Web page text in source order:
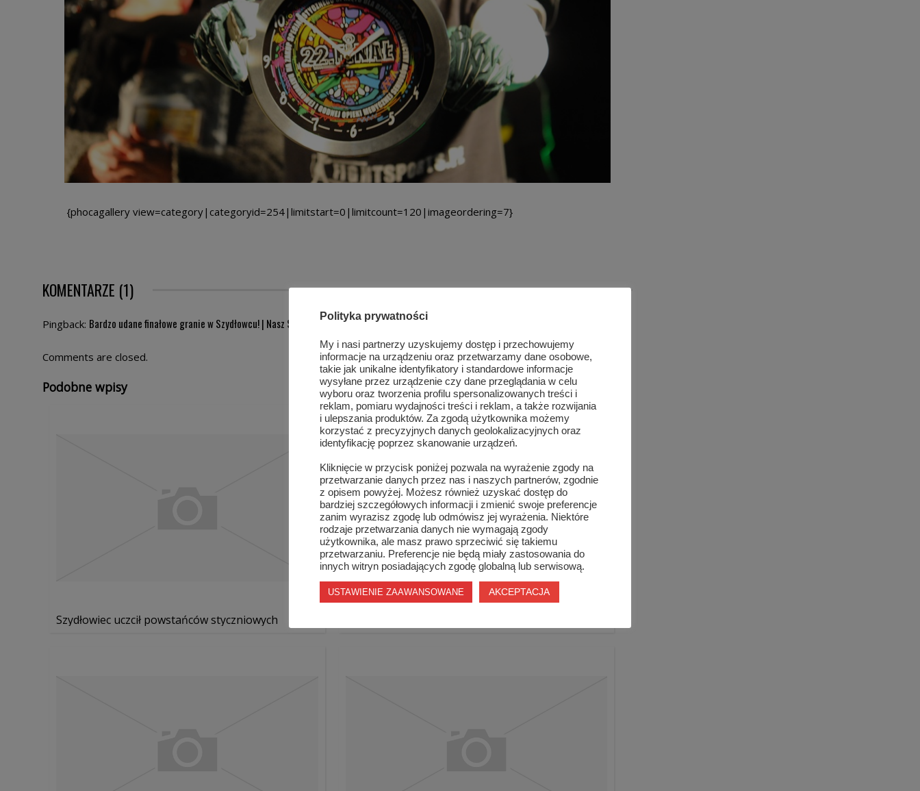
{phocagallery view=category|categoryid=254|limitstart=0|limitcount=120|imageordering=7}
KOMENTARZE (1)
Pingback: Bardzo udane finałowe granie w Szydłowcu! | Nasz Szydłowiec - portal informacyjny
Comments are closed.
Podobne wpisy
Szydłowiec uczcił powstańców styczniowych
Polityka prywatności
My i nasi partnerzy uzyskujemy dostęp i przechowujemy
informacje na urządzeniu oraz przetwarzamy dane osobowe,
takie jak unikalne identyfikatory i standardowe informacje
wysyłane przez urządzenie czy dane przeglądania w celu
wyboru oraz tworzenia profilu spersonalizowanych treści i
reklam, pomiaru wydajności treści i reklam, a także rozwijania
i ulepszania produktów. Za zgodą użytkownika możemy
korzystać z precyzyjnych danych geolokalizacyjnych oraz
identyfikację poprzez skanowanie urządzeń.
Kliknięcie w przycisk poniżej pozwala na wyrażenie zgody na
przetwarzanie danych przez nas i naszych partnerów, zgodnie
z opisem powyżej. Możesz również uzyskać dostęp do
bardziej szczegółowych informacji i zmienić swoje preferencje
zanim wyrazisz zgodę lub odmówisz jej wyrażenia. Niektóre
rodzaje przetwarzania danych nie wymagają zgody
użytkownika, ale masz prawo sprzeciwić się takiemu
przetwarzaniu. Preferencje nie będą miały zastosowania do
innych witryn posiadających zgodę globalną lub serwisową.
USTAWIENIE ZAAWANSOWANE AKCEPTACJA